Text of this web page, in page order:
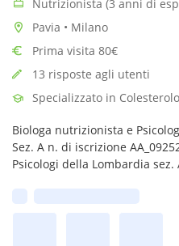
Nutrizionista (3 anni di
Pavia • Milano
Prima visita 80€
13 risposte agli utenti
Specializzato in
Biologa nutrizionista e
Sez. A n. di iscrizione
Psicologi della Lombardia sez.